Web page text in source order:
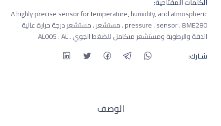
A highly precise sensor for temperature, humidity, and atmospheric
pressure . sensor . BME280 . مستشعر . مستشعر درجة حرارة عالية
الدقة والرطوبة ومستشعر متكامل للضغط الجوي . AL005 . AL
شـارك:
الوصف